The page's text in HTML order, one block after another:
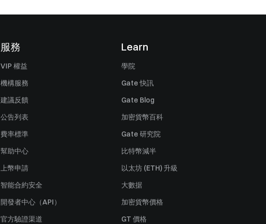
服務
VIP 權益
機構服務
建議反饋
公告列表
費率標準
幫助中心
上幣申請
智能合約安全
開發者中心（API）
官方驗證渠道
Learn
學院
Gate 快訊
Gate Blog
加密貨幣百科
Gate 研究院
比特幣減半
以太坊 (ETH) 升級
大數据
加密貨幣價格
GT 價格